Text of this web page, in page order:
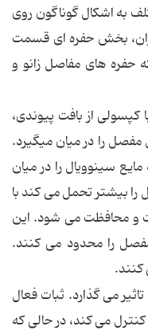
به اشکال گوناگون روی
ران، بخش حفره ای قسمت
حفره های مفاصل زانو و
از بافت پیوندی،
را در میان میگیرد.
سینوویال را در میان
را بیشتر تحمل می کند با
و محافظت می شود. این
را محدود می کنند.
کنند.
می گذارد. ثبات فعال
می کند، در حالی که